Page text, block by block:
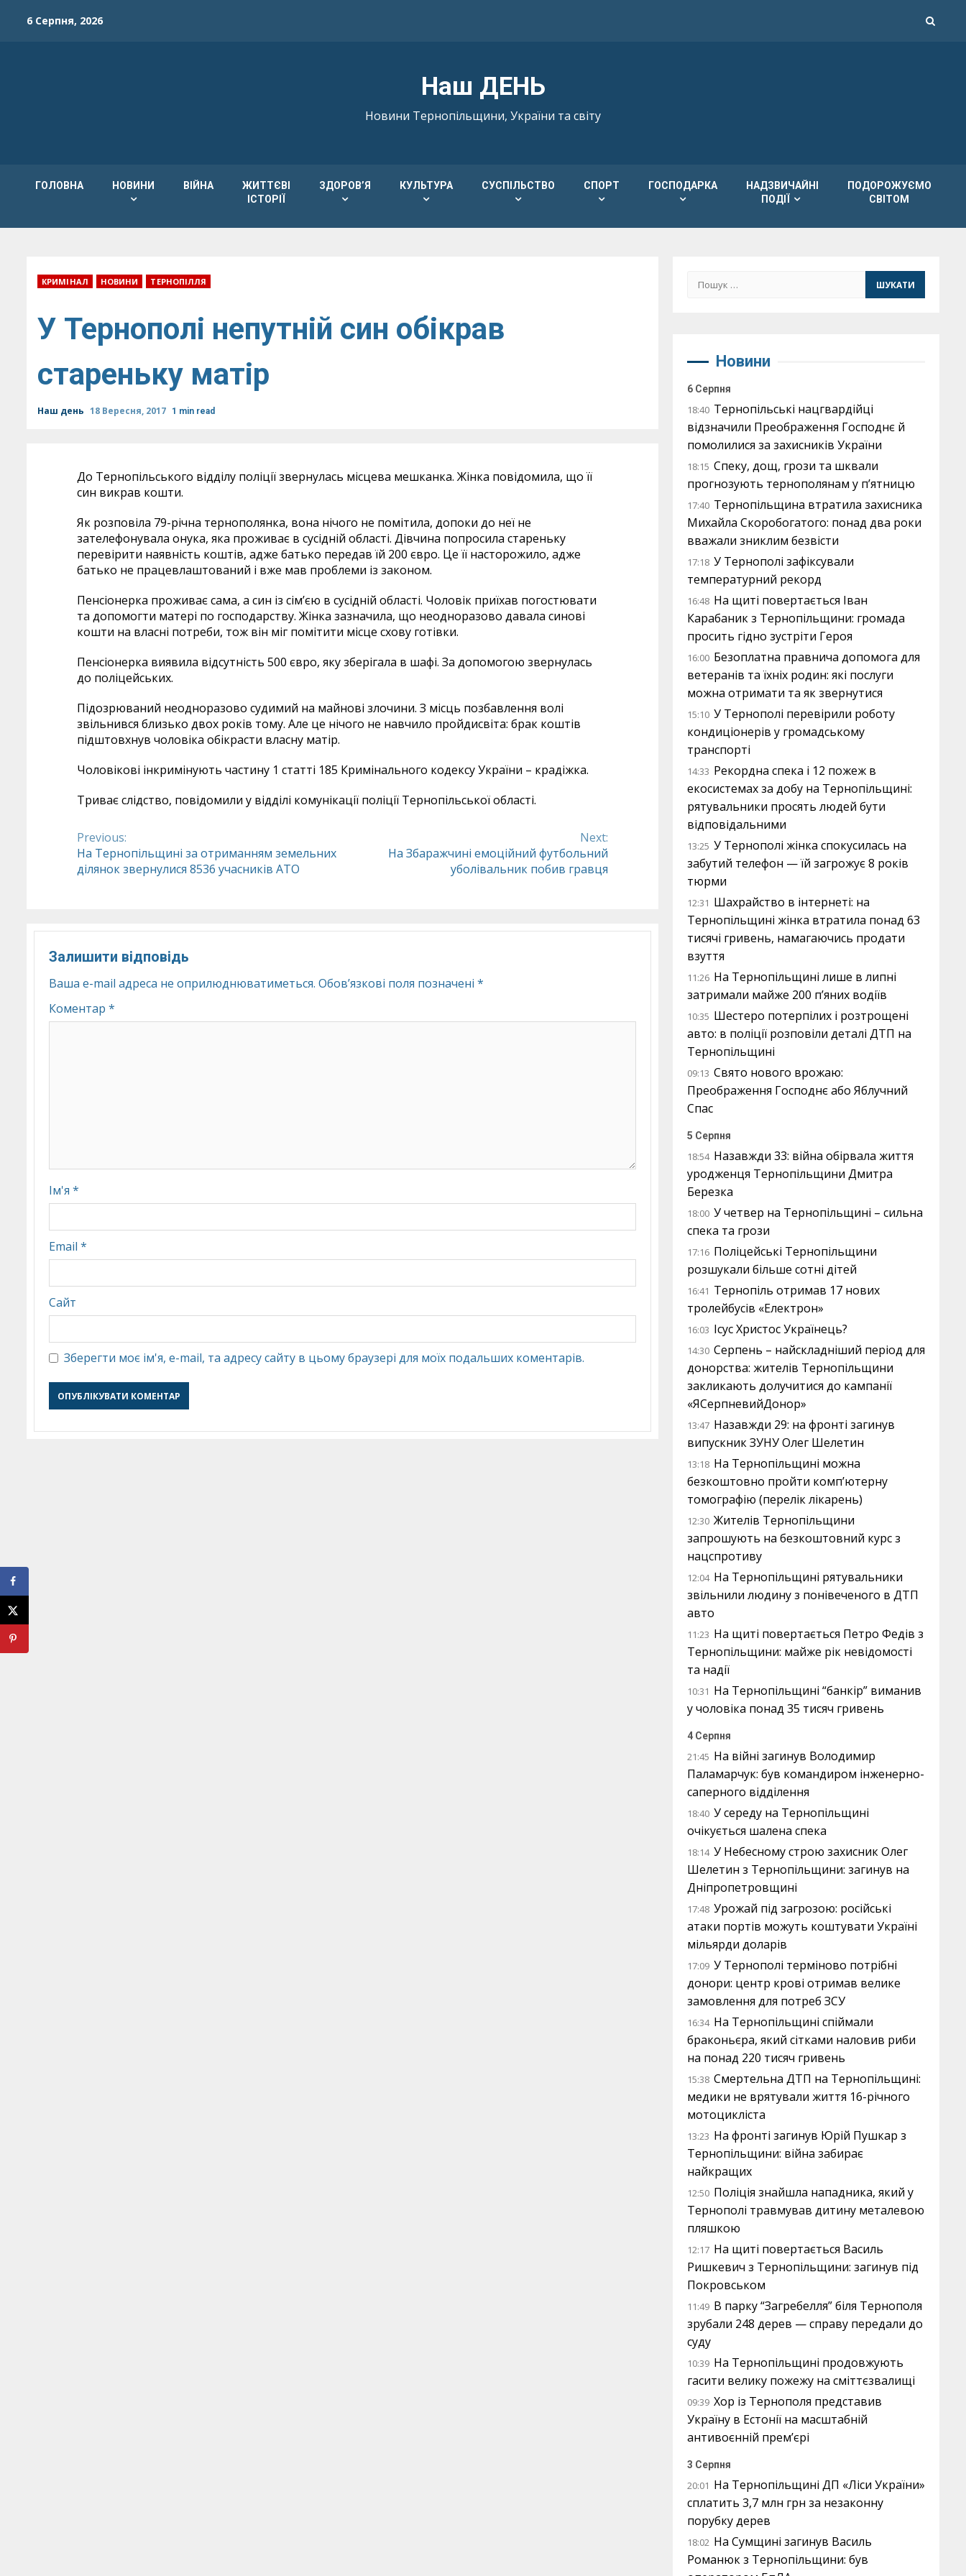
6 Серпня, 2026
Наш ДЕНЬ
Новини Тернопільщини, України та світу
ГОЛОВНА НОВИНИ ВІЙНА
ЖИТТЄВІ
ІСТОРІЇ
ЗДОРОВ’Я КУЛЬТУРА СУСПІЛЬСТВО СПОРТ ГОСПОДАРКА
НАДЗВИЧАЙНІ
ПОДІЇ
ПОДОРОЖУЄМО
СВІТОМ
КРИМІНАЛ НОВИНИ ТЕРНОПІЛЛЯ
У Тернополі непутній син обікрав
стареньку матір
Наш день 18 Вересня, 2017 1 min read
До Тернопільського відділу поліції звернулась місцева мешканка. Жінка повідомила, що її
син викрав кошти.
Як розповіла 79-річна тернополянка, вона нічого не помітила, допоки до неї не
зателефонувала онука, яка проживає в сусідній області. Дівчина попросила стареньку
перевірити наявність коштів, адже батько передав їй 200 євро. Це її насторожило, адже
батько не працевлаштований і вже мав проблеми із законом.
Пенсіонерка проживає сама, а син із сім’єю в сусідній області. Чоловік приїхав погостювати
та допомогти матері по господарству. Жінка зазначила, що неодноразово давала синові
кошти на власні потреби, тож він міг помітити місце схову готівки.
Пенсіонерка виявила відсутність 500 євро, яку зберігала в шафі. За допомогою звернулась
до поліцейських.
Підозрюваний неодноразово судимий на майнові злочини. З місць позбавлення волі
звільнився близько двох років тому. Але це нічого не навчило пройдисвіта: брак коштів
підштовхнув чоловіка обікрасти власну матір.
Чоловікові інкримінують частину 1 статті 185 Кримінального кодексу України – крадіжка.
Триває слідство, повідомили у відділі комунікації поліції Тернопільської області.
Continue
Reading
Previous:
На Тернопільщині за отриманням земельних
ділянок звернулися 8536 учасників АТО
Next:
На Збаражчині емоційний футбольний
уболівальник побив гравця
Залишити відповідь
Ваша e-mail адреса не оприлюднюватиметься. Обов’язкові поля позначені *
Коментар *
Ім'я *
Email *
Сайт
Зберегти моє ім'я, e-mail, та адресу сайту в цьому браузері для моїх подальших коментарів.
Пошук:
Новини
6 Серпня
18:40 Тернопільські нацгвардійці
відзначили Преображення Господнє й
помолилися за захисників України
18:15 Спеку, дощ, грози та шквали
прогнозують тернополянам у п’ятницю
17:40 Тернопільщина втратила захисника
Михайла Скоробогатого: понад два роки
вважали зниклим безвісти
17:18 У Тернополі зафіксували
температурний рекорд
16:48 На щиті повертається Іван
Карабаник з Тернопільщини: громада
просить гідно зустріти Героя
16:00 Безоплатна правнича допомога для
ветеранів та їхніх родин: які послуги
можна отримати та як звернутися
15:10 У Тернополі перевірили роботу
кондиціонерів у громадському
транспорті
14:33 Рекордна спека і 12 пожеж в
екосистемах за добу на Тернопільщині:
рятувальники просять людей бути
відповідальними
13:25 У Тернополі жінка спокусилась на
забутий телефон — їй загрожує 8 років
тюрми
12:31 Шахрайство в інтернеті: на
Тернопільщині жінка втратила понад 63
тисячі гривень, намагаючись продати
взуття
11:26 На Тернопільщині лише в липні
затримали майже 200 п’яних водіїв
10:35 Шестеро потерпілих і розтрощені
авто: в поліції розповіли деталі ДТП на
Тернопільщині
09:13 Свято нового врожаю:
Преображення Господнє або Яблучний
Спас
5 Серпня
18:54 Назавжди 33: війна обірвала життя
уродженця Тернопільщини Дмитра
Березка
18:00 У четвер на Тернопільщині – сильна
спека та грози
17:16 Поліцейські Тернопільщини
розшукали більше сотні дітей
16:41 Тернопіль отримав 17 нових
тролейбусів «Електрон»
16:03 Ісус Христос Українець?
14:30 Серпень – найскладніший період для
донорства: жителів Тернопільщини
закликають долучитися до кампанії
«ЯСерпневийДонор»
13:47 Назавжди 29: на фронті загинув
випускник ЗУНУ Олег Шелетин
13:18 На Тернопільщині можна
безкоштовно пройти комп’ютерну
томографію (перелік лікарень)
12:30 Жителів Тернопільщини
запрошують на безкоштовний курс з
нацспротиву
12:04 На Тернопільщині рятувальники
звільнили людину з понівеченого в ДТП
авто
11:23 На щиті повертається Петро Федів з
Тернопільщини: майже рік невідомості
та надії
10:31 На Тернопільщині “банкір” виманив
у чоловіка понад 35 тисяч гривень
4 Серпня
21:45 На війні загинув Володимир
Паламарчук: був командиром інженерно-
саперного відділення
18:40 У середу на Тернопільщині
очікується шалена спека
18:14 У Небесному строю захисник Олег
Шелетин з Тернопільщини: загинув на
Дніпропетровщині
17:48 Урожай під загрозою: російські
атаки портів можуть коштувати Україні
мільярди доларів
17:09 У Тернополі терміново потрібні
донори: центр крові отримав велике
замовлення для потреб ЗСУ
16:34 На Тернопільщині спіймали
браконьєра, який сітками наловив риби
на понад 220 тисяч гривень
15:38 Смертельна ДТП на Тернопільщині:
медики не врятували життя 16-річного
мотоцикліста
13:23 На фронті загинув Юрій Пушкар з
Тернопільщини: війна забирає
найкращих
12:50 Поліція знайшла нападника, який у
Тернополі травмував дитину металевою
пляшкою
12:17 На щиті повертається Василь
Ришкевич з Тернопільщини: загинув під
Покровськом
11:49 В парку “Загребелля” біля Тернополя
зрубали 248 дерев — справу передали до
суду
10:39 На Тернопільщині продовжують
гасити велику пожежу на сміттєзвалищі
09:39 Хор із Тернополя представив
Україну в Естонії на масштабній
антивоєнній прем’єрі
3 Серпня
20:01 На Тернопільщині ДП «Ліси України»
сплатить 3,7 млн грн за незаконну
порубку дерев
18:02 На Сумщині загинув Василь
Романюк з Тернопільщини: був